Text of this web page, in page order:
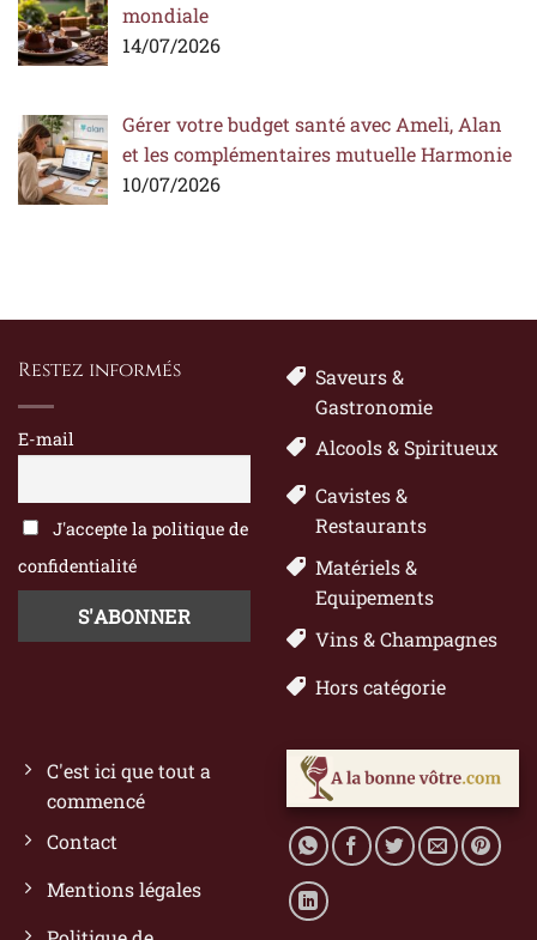
mondiale
14/07/2026
Gérer votre budget santé avec Ameli, Alan
et les complémentaires mutuelle Harmonie
10/07/2026
Restez informés
E-mail
J'accepte la politique de
confidentialité
Saveurs &
Gastronomie
Alcools & Spiritueux
Cavistes &
Restaurants
Matériels &
Equipements
Vins & Champagnes
Hors catégorie
C'est ici que tout a
commencé
Contact
Mentions légales